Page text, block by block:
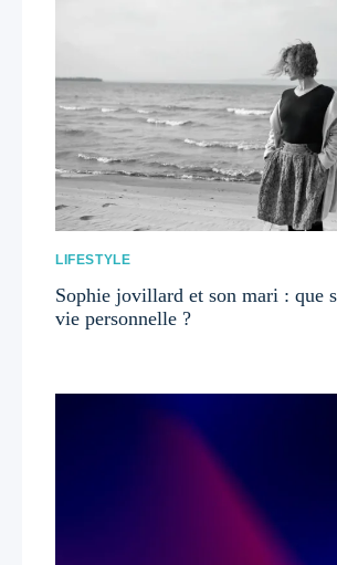
LIFESTYLE
Sophie jovillard et son mari : que
vie personnelle ?